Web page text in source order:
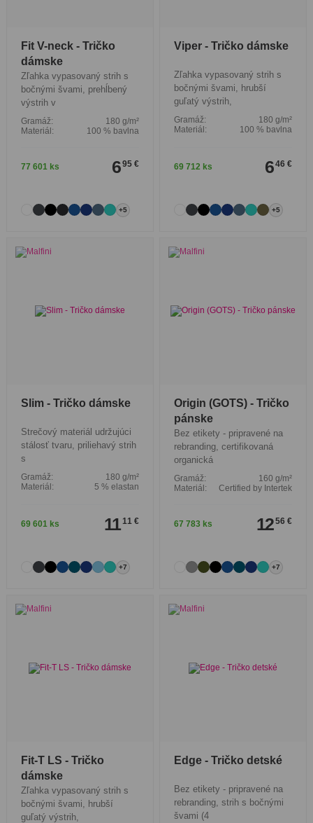
Fit V-neck - Tričko
dámske
Zľahka vypasovaný strih s
bočnými švami, prehĺbený
výstrih v
Gramáž:
180 g/m²
Materiál:
100 % bavlna
77 601 ks 6 95 €
+5
Viper - Tričko dámske
Zľahka vypasovaný strih s
bočnými švami, hrubší
guľatý výstrih,
Gramáž:
180 g/m²
Materiál:
100 % bavlna
69 712 ks 6 46 €
+5
Slim - Tričko dámske
Strečový materiál udržujúci
stálosť tvaru, priliehavý strih
s
Gramáž:
180 g/m²
Materiál:
5 % elastan
69 601 ks 11 11 €
+7
Origin (GOTS) - Tričko
pánske
Bez etikety - pripravené na
rebranding, certifikovaná
organická
Gramáž:
160 g/m²
Materiál:
Certified by Intertek
67 783 ks 12 56 €
+7
Fit-T LS - Tričko
dámske
Zľahka vypasovaný strih s
bočnými švami, hrubší
guľatý výstrih,
Edge - Tričko detské
Bez etikety - pripravené na
rebranding, strih s bočnými
švami (4